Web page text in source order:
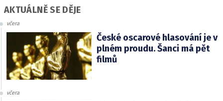
AKTUÁLNĚ SE DĚJE
včera
České oscarové hlasování je v
plném proudu. Šanci má pět
filmů
včera